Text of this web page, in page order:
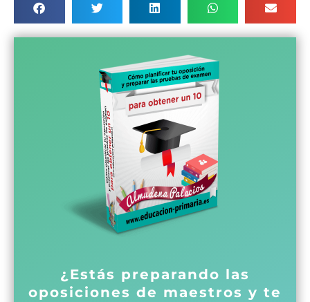
¿Estás preparando las
oposiciones de maestros y te